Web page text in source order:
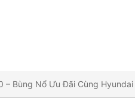
– Bùng Nổ Ưu Đãi Cùng Hyundai